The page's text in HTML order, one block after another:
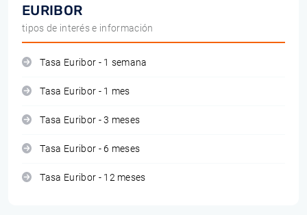
EURIBOR
tipos de interés e información
Tasa Euribor - 1 semana
Tasa Euribor - 1 mes
Tasa Euribor - 3 meses
Tasa Euribor - 6 meses
Tasa Euribor - 12 meses